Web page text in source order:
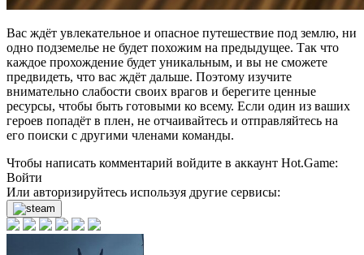
Вас ждёт увлекательное и опасное путешествие под землю, ни
одно подземелье не будет похожим на предыдущее. Так что
каждое прохождение будет уникальным, и вы не сможете
предвидеть, что вас ждёт дальше. Поэтому изучите
внимательно слабости своих врагов и берегите ценные
ресурсы, чтобы быть готовыми ко всему. Если один из ваших
героев попадёт в плен, не отчаивайтесь и отправляйтесь на
его поиски с другими членами команды.
Чтобы написать комментарий войдите в аккаунт Hot.Game:
Войти
Или авторизируйтесь используя другие сервисы: